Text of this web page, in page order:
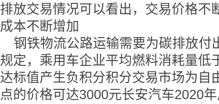
排放交易情况可以看出，交易价格不
成本不断增加
钢铁物流公路运输需要为碳排放付
规定，乘用车企业平均燃料消耗量低
达标值产生负积分积分交易市场为自
点的价格可达3000元长安汽车2020